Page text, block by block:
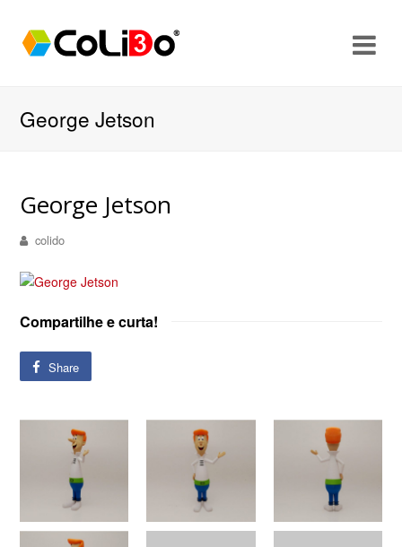
George Jetson
George Jetson
colido
Compartilhe e curta!
Share